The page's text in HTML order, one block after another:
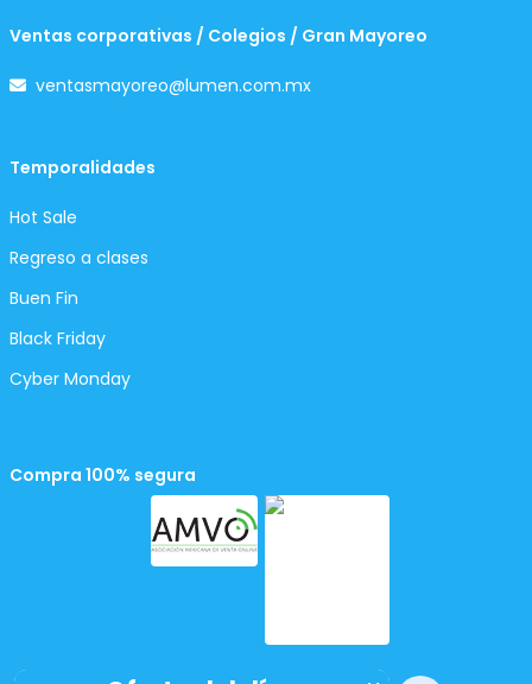
Ventas corporativas / Colegios / Gran Mayoreo
ventasmayoreo@lumen.com.mx
Temporalidades
Hot Sale
Regreso a clases
Buen Fin
Black Friday
Cyber Monday
Compra 100% segura